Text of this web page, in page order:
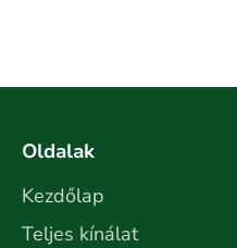
Oldalak
Kezdőlap
Teljes kínálat